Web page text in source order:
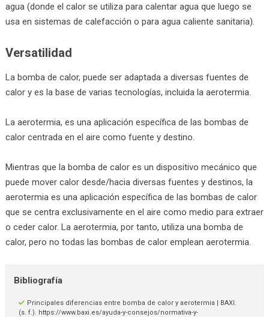
agua (donde el calor se utiliza para calentar agua que luego se
usa en sistemas de calefacción o para agua caliente sanitaria).
Versatilidad
La bomba de calor, puede ser adaptada a diversas fuentes de
calor y es la base de varias tecnologías, incluida la aerotermia.
La aerotermia, es una aplicación específica de las bombas de
calor centrada en el aire como fuente y destino.
Mientras que la bomba de calor es un dispositivo mecánico que
puede mover calor desde/hacia diversas fuentes y destinos, la
aerotermia es una aplicación específica de las bombas de calor
que se centra exclusivamente en el aire como medio para extraer
o ceder calor. La aerotermia, por tanto, utiliza una bomba de
calor, pero no todas las bombas de calor emplean aerotermia.
Bibliografía
Principales diferencias entre bomba de calor y aerotermia | BAXI.
(s. f.). https://www.baxi.es/ayuda-y-consejos/normativa-y-